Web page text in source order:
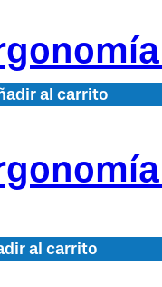
al carrito
al carrito